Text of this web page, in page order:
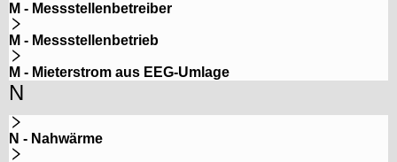
M - Messstellenbetreiber
M - Messstellenbetrieb
M - Mieterstrom aus EEG-Umlage
N
N - Nahwärme